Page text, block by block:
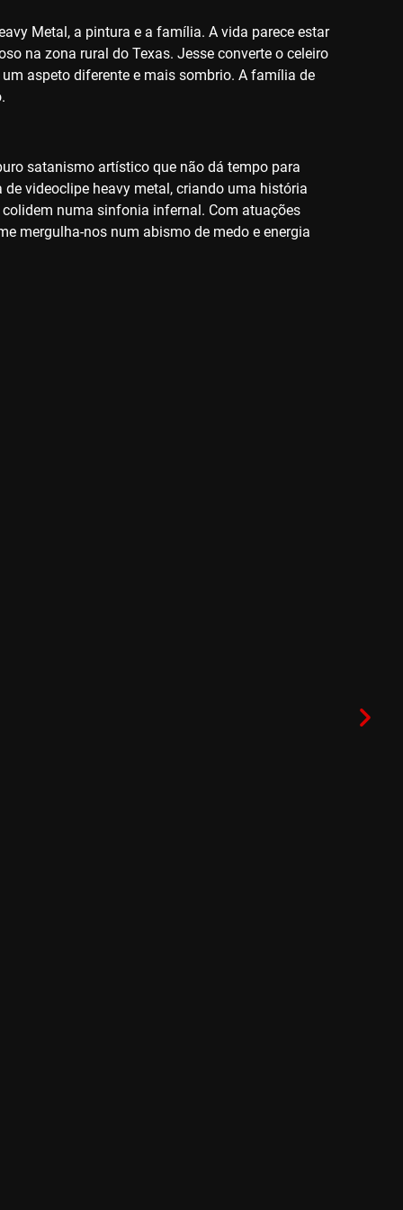
Metal, a pintura e a família. A vida parece estar
na zona rural do Texas. Jesse converte o celeiro
aspeto diferente e mais sombrio. A família de
satanismo artístico que não dá tempo para
videoclipe heavy metal, criando uma história
numa sinfonia infernal. Com atuações
mergulha-nos num abismo de medo e energia